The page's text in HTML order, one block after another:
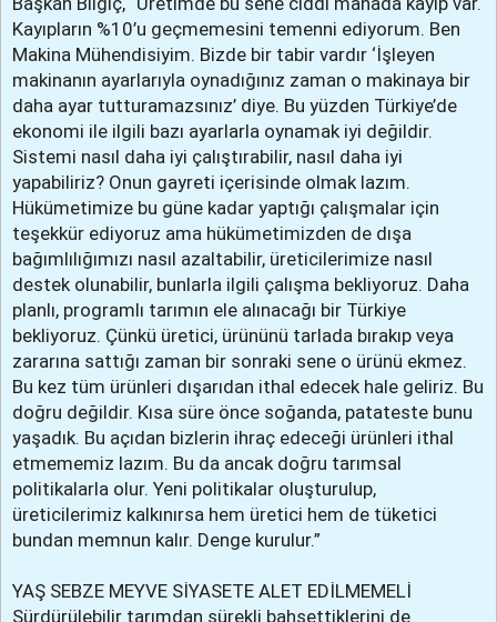
Kayıpların %10’u geçmemesini temenni ediyorum. Ben
Makina Mühendisiyim. Bizde bir tabir vardır ‘İşleyen
makinanın ayarlarıyla oynadığınız zaman o makinaya bir
daha ayar tutturamazsınız’ diye. Bu yüzden Türkiye’de
ekonomi ile ilgili bazı ayarlarla oynamak iyi değildir.
Sistemi nasıl daha iyi çalıştırabilir, nasıl daha iyi
yapabiliriz? Onun gayreti içerisinde olmak lazım.
Hükümetimize bu güne kadar yaptığı çalışmalar için
teşekkür ediyoruz ama hükümetimizden de dışa
bağımlılığımızı nasıl azaltabilir, üreticilerimize nasıl
destek olunabilir, bunlarla ilgili çalışma bekliyoruz. Daha
planlı, programlı tarımın ele alınacağı bir Türkiye
bekliyoruz. Çünkü üretici, ürününü tarlada bırakıp veya
zararına sattığı zaman bir sonraki sene o ürünü ekmez.
Bu kez tüm ürünleri dışarıdan ithal edecek hale geliriz. Bu
doğru değildir. Kısa süre önce soğanda, patateste bunu
yaşadık. Bu açıdan bizlerin ihraç edeceği ürünleri ithal
etmememiz lazım. Bu da ancak doğru tarımsal
politikalarla olur. Yeni politikalar oluşturulup,
üreticilerimiz kalkınırsa hem üretici hem de tüketici
bundan memnun kalır. Denge kurulur.”
YAŞ SEBZE MEYVE SİYASETE ALET EDİLMEMELİ
Sürdürülebilir tarımdan sürekli bahsettiklerini de